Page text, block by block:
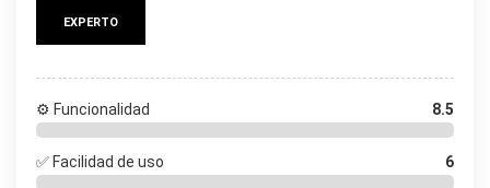
EXPERTO
⚙️ Funcionalidad 8.5
✅ Facilidad de uso 6